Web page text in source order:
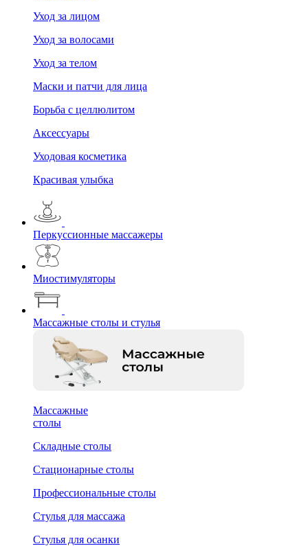
Уход за лицом
Уход за волосами
Уход за телом
Маски и патчи для лица
Борьба с целлюлитом
Аксессуары
Уходовая косметика
Красивая улыбка
Перкуссионные массажеры
Миостимуляторы
Массажные столы и стулья
Массажные
столы
Складные столы
Стационарные столы
Профессиональные столы
Стулья для массажа
Стулья для осанки